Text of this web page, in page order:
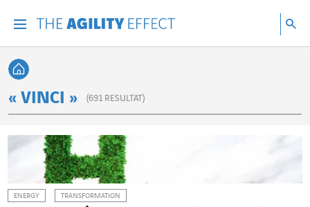
Sök
Tillbaka till startsidan
« VINCI » (691 RESULTAT)
ENERGY TRANSFORMATION